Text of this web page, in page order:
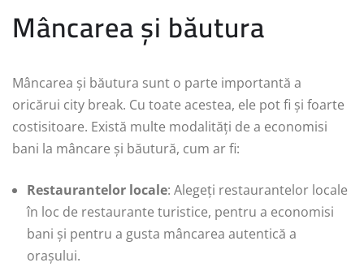
Mâncarea și băutura
Mâncarea și băutura sunt o parte importantă a
oricărui city break. Cu toate acestea, ele pot fi și foarte
costisitoare. Există multe modalități de a economisi
bani la mâncare și băutură, cum ar fi:
Restaurantelor locale: Alegeți restaurantelor locale
în loc de restaurante turistice, pentru a economisi
bani și pentru a gusta mâncarea autentică a
orașului.